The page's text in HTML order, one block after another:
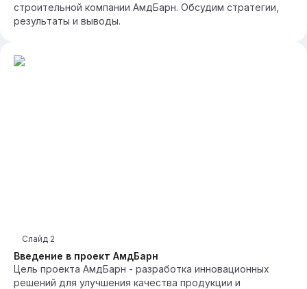
строительной компании АмдБарн. Обсудим стратегии,
результаты и выводы.
Введение в проект АмдБарн
Слайд 2
Цель проекта АмдБарн - разработка инновационных
решений для улучшения качества продукции и